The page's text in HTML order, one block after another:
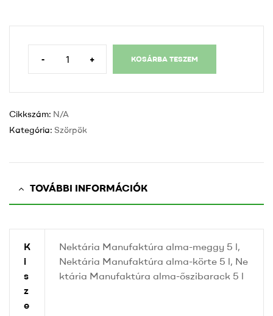
-
Nektária
rostos
levek
mennyiség
+ KOSÁRBA TESZEM
Cikkszám: N/A
Kategória: Szörpök
TOVÁBBI INFORMÁCIÓK
K
i
s
z
e
Nektária Manufaktúra alma-meggy 5 l,
Nektária Manufaktúra alma-körte 5 l, Ne
ktária Manufaktúra alma-őszibarack 5 l